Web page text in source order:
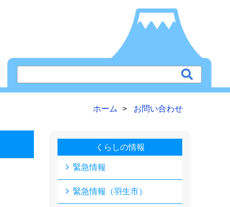
ホーム お問い合わせ
くらしの情報
緊急情報
緊急情報（羽生市）